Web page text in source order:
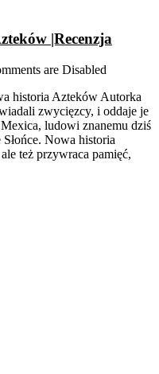
|Recenzja
are Disabled
historia Azteków Autorka
zwycięzcy, i oddaje je
Mexica, ludowi znanemu dziś
Nowa historia
też przywraca pamięć,